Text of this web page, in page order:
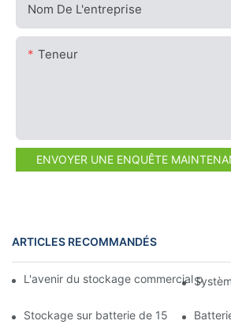
Nom De L'entreprise
Teneur
ENVOYER UNE ENQUÊTE
ARTICLES RECOMMANDÉS
L'avenir du stockage commercial par
Stockage sur batterie de 15 kW :